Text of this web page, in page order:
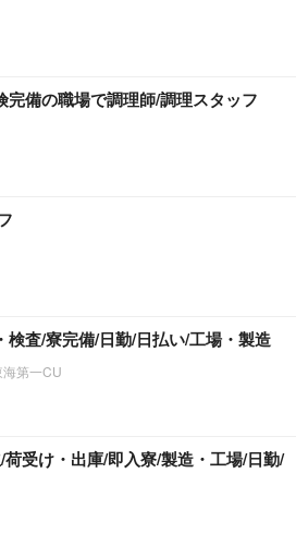
完備の職場で調理師/調理スタッフ
検査/寮完備/日勤/日払い/工場・製造
第一CU
荷受け・出庫/即入寮/製造・工場/日勤/